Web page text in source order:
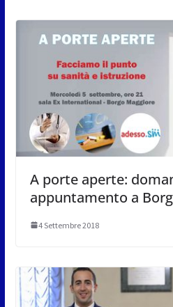
A porte aperte:
appuntamento a
4 Settembre 2018